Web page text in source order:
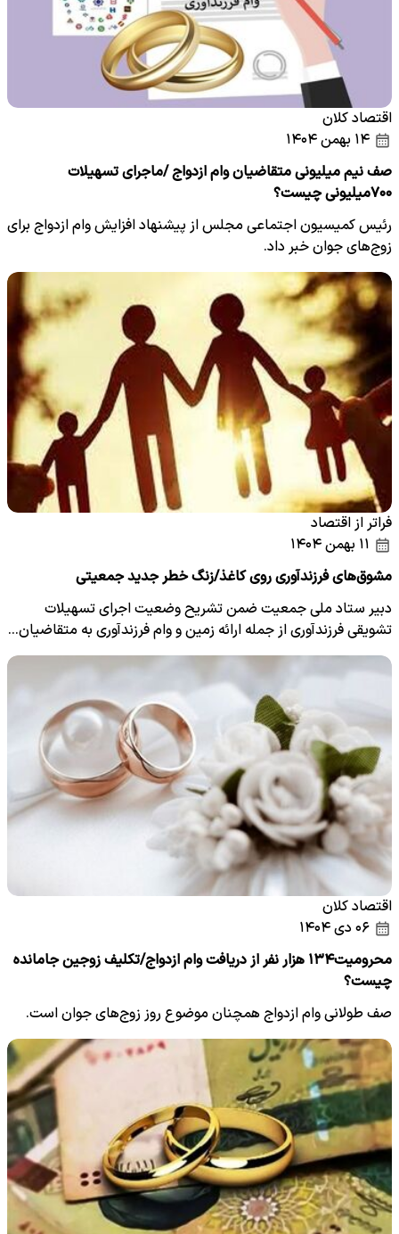
اقتصاد کلان
صف نیم‌ میلیونی متقاضیان وام ازدواج /ماجرای تسهیلات
۷۰۰میلیونی چیست؟
رئیس کمیسیون اجتماعی مجلس از پیشنهاد افزایش وام ازدواج برای
زوج‌های جوان خبر داد.
فراتر از اقتصاد
مشوق‌های فرزندآوری روی کاغذ/زنگ خطر جدید جمعیتی
دبیر ستاد ملی جمعیت ضمن تشریح وضعیت اجرای تسهیلات
تشویقی فرزندآوری از جمله ارائه زمین و وام فرزندآوری به متقاضیان…
اقتصاد کلان
محرومیت۱۳۴ هزار نفر از دریافت وام ازدواج/تکلیف زوجین جامانده
چیست؟
صف طولانی وام ازدواج همچنان موضوع روز زوج‌های جوان است.